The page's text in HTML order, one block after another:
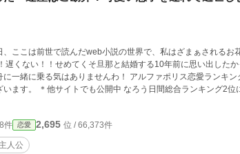
、ここは前世で読んだweb小説の世界で、私はざまぁされるお
遅くない！！せめてくそ旦那と結婚する10年前に思い出した
んわ！ アルファポリス恋愛ランキング入りしました！ 読ん
でくれた皆様ありがとうございます。 ＊他サイトでも公開中 なろう日間総合ランキ
件 恋愛 2,695 位 / 66,373件
人公